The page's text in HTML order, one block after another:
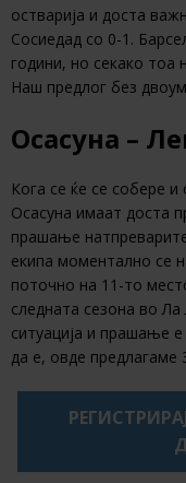
остварија и доста
Сосиедад со 0-1.
години, но секако тоа
Наш предлог без
Осасуна –
Кога се ќе се собере
Осасуна имаат доста
прашање
екипа моментално се
поточно на 11-то
следната сезона во
ситуација и прашање
да е, овде предлагаме